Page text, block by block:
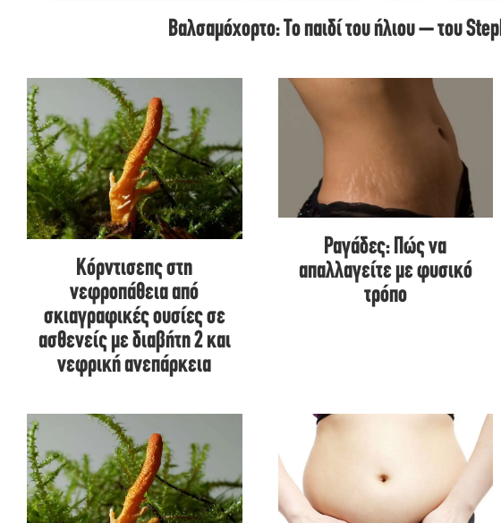
Βαλσαμόχορτο: Το παιδί του ήλιου – του
Κόρντισεπς στη
νεφροπάθεια από
σκιαγραφικές ουσίες σε
ασθενείς με διαβήτη 2 και
νεφρική ανεπάρκεια
Ραγάδες: Πώς να
απαλλαγείτε με φυσικό
τρόπο